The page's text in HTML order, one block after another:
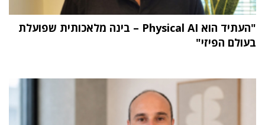
"העתיד הוא Physical AI – בינה מלאכותית שפועלת
בעולם הפיזי"